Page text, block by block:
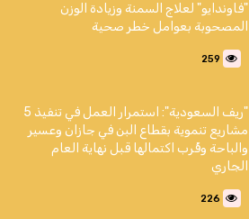
"فاوندايو" لعلاج السمنة وزيادة الوزن
المصحوبة بعوامل خطر صحية
259
"ريف السعودية": استمرار العمل في تنفيذ 5
مشاريع تنموية بقطاع البن في جازان وعسير
والباحة وقُرب اكتمالها قبل نهاية العام
الجاري
226